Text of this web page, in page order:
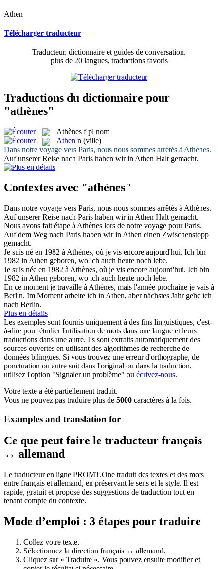
Athen
Télécharger traducteur
Traducteur, dictionnaire et guides de conversation,
plus de 20 langues, traductions favoris
Traductions du dictionnaire pour
"athènes"
Athènes f pl nom
Athen n (ville)
Dans notre voyage vers Paris, nous nous sommes arrêtés à Athènes.
Auf unserer Reise nach Paris haben wir in Athen Halt gemacht.
Contextes avec "athènes"
Dans notre voyage vers Paris, nous nous sommes arrêtés à Athènes.
Auf unserer Reise nach Paris haben wir in Athen Halt gemacht.
Nous avons fait étape à Athènes lors de notre voyage pour Paris.
Auf dem Weg nach Paris haben wir in Athen einen Zwischenstopp
gemacht.
Je suis né en 1982 à Athènes, où je vis encore aujourd'hui. Ich bin
1982 in Athen geboren, wo ich auch heute noch lebe.
Je suis née en 1982 à Athènes, où je vis encore aujourd'hui. Ich bin
1982 in Athen geboren, wo ich auch heute noch lebe.
En ce moment je travaille à Athènes, mais l'année prochaine je vais à
Berlin. Im Moment arbeite ich in Athen, aber nächstes Jahr gehe ich
nach Berlin.
Plus en détails
Les exemples sont fournis uniquement à des fins linguistiques, c'est-
à-dire pour étudier l'utilisation de mots dans une langue et leurs
traductions dans une autre. Ils sont extraits automatiquement des
sources ouvertes en utilisant des algorithmes de recherche de
données bilingues. Si vous trouvez une erreur d'orthographe, de
ponctuation ou autre soit dans l'original ou dans la traduction,
utilisez l'option "Signaler un problème" ou écrivez-nous.
Votre texte a été partiellement traduit.
Vous ne pouvez pas traduire plus de 5000 caractères à la fois.
Examples and translation for
Ce que peut faire le traducteur français
↔ allemand
Le traducteur en ligne PROMT.One traduit des textes et des mots
entre français et allemand, en préservant le sens et le style. Il est
rapide, gratuit et propose des suggestions de traduction tout en
tenant compte du contexte.
Mode d’emploi : 3 étapes pour traduire
Collez votre texte.
Sélectionnez la direction français ↔ allemand.
Cliquez sur « Traduire ». Vous pouvez ensuite modifier et